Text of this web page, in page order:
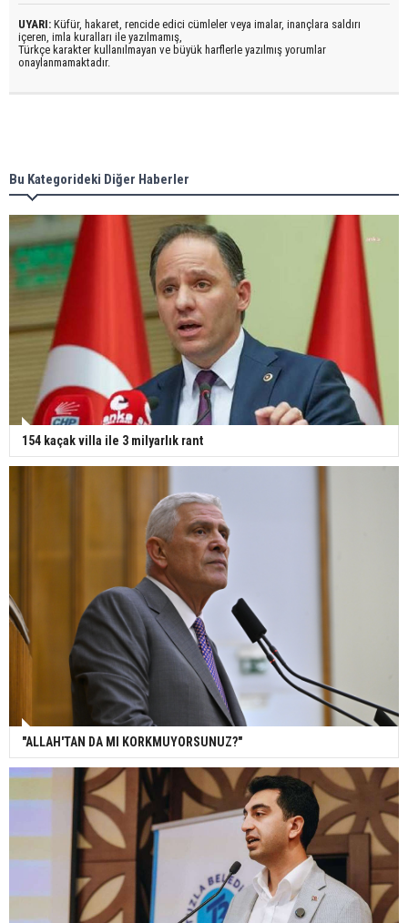
UYARI: Küfür, hakaret, rencide edici cümleler veya imalar, inançlara saldırı
içeren, imla kuralları ile yazılmamış,
Türkçe karakter kullanılmayan ve büyük harflerle yazılmış yorumlar
onaylanmamaktadır.
Bu Kategorideki Diğer Haberler
154 kaçak villa ile 3 milyarlık rant
"ALLAH'TAN DA MI KORKMUYORSUNUZ?"